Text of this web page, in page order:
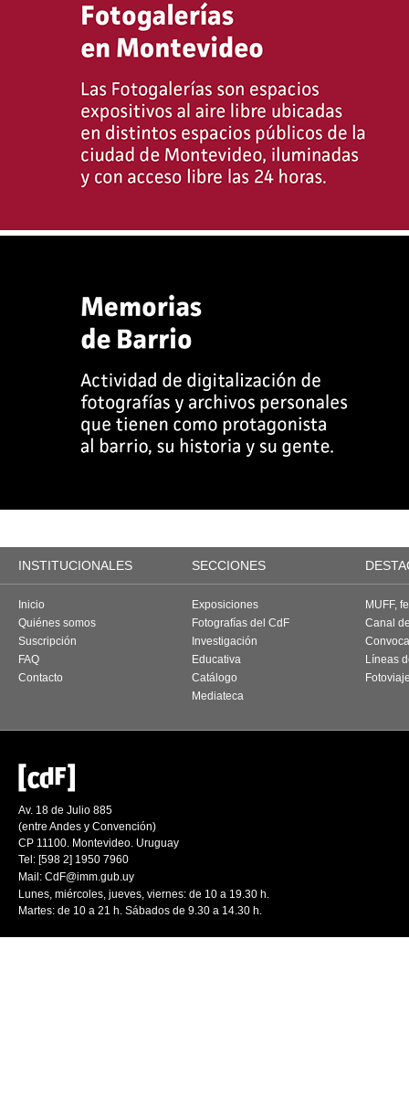
INSTITUCIONALES SECCIONES
Inicio
Quiénes somos
Suscripción
FAQ
Contacto
Exposiciones
Fotografías del CdF
Investigación
Educativa
Catálogo
Mediateca
MUFF,
Canal
Líneas
Av. 18 de Julio 885
(entre Andes y Convención)
CP 11100. Montevideo. Uruguay
Tel: [598 2] 1950 7960
Mail: CdF@imm.gub.uy
Lunes, miércoles, jueves, viernes: de 10 a 19.30 h.
Martes: de 10 a 21 h. Sábados de 9.30 a 14.30 h.